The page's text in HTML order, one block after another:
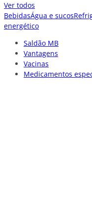
Ver todos
BebidasÁgua e sucos
energético
Saldão MB
Vantagens
Vacinas
Medicamentos